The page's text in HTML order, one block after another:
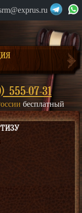
555-07-31
бесплатный